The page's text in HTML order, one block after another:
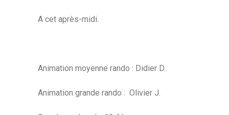
A cet après-midi.
Animation moyenne rando : Didier D..
Animation grande rando : Olivier J.